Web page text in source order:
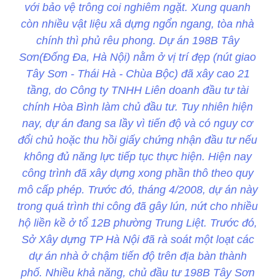
với bảo vệ trông coi nghiêm ngặt. Xung quanh
còn nhiều vật liệu xâ dựng ngổn ngang, tòa nhà
chính thì phủ rêu phong. Dự án 198B Tây
Sơn(Đống Đa, Hà Nội) nằm ở vị trí đẹp (nút giao
Tây Sơn - Thái Hà - Chùa Bộc) đã xây cao 21
tầng, do Công ty TNHH Liên doanh đầu tư tài
chính Hòa Bình làm chủ đầu tư. Tuy nhiên hiện
nay, dự án đang sa lầy vì tiến độ và có nguy cơ
đổi chủ hoặc thu hồi giấy chứng nhận đầu tư nếu
không đủ năng lực tiếp tục thực hiện. Hiện nay
công trình đã xây dựng xong phần thô theo quy
mô cấp phép. Trước đó, tháng 4/2008, dự án này
trong quá trình thi công đã gây lún, nứt cho nhiều
hộ liền kề ở tổ 12B phường Trung Liệt. Trước đó,
Sở Xây dựng TP Hà Nội đã rà soát một loạt các
dự án nhà ở chậm tiến độ trên địa bàn thành
phố. Nhiều khả năng, chủ đầu tư 198B Tây Sơn